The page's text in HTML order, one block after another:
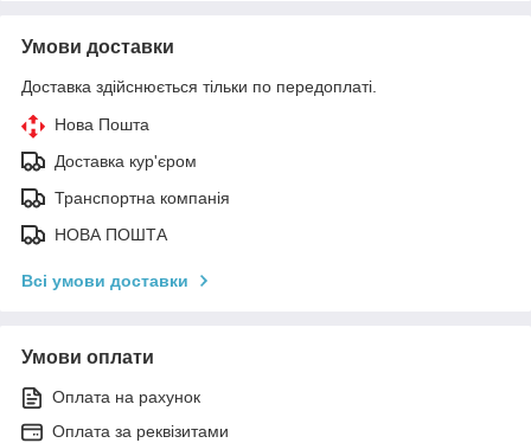
Умови доставки
Доставка здійснюється тільки по передоплаті.
Нова Пошта
Доставка кур'єром
Транспортна компанія
НОВА ПОШТА
Всі умови доставки
Умови оплати
Оплата на рахунок
Оплата за реквізитами